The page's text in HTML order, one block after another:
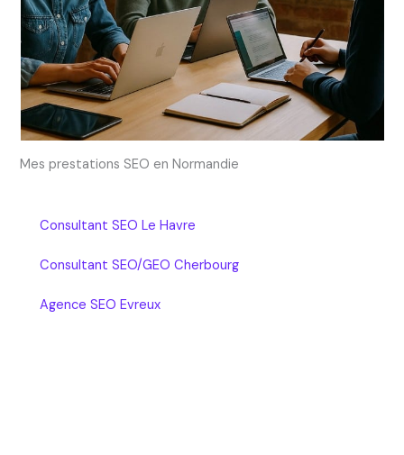
Mes prestations SEO en Normandie
Consultant SEO Le Havre
Consultant SEO/GEO Cherbourg
Agence SEO Evreux